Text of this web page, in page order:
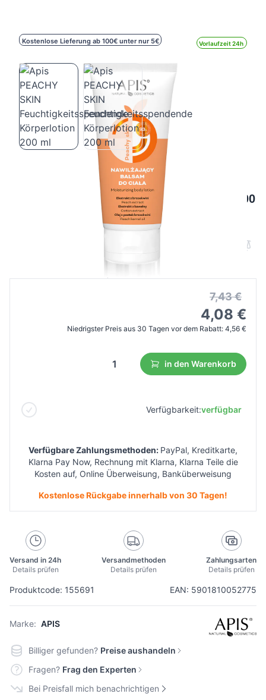
Kostenlose Lieferung ab 100€ unter nur 5€ Vorlaufzeit 24h
Apis PEACHY SKIN
Feuchtigkeitsspendende Körperlotion 200
Produktcode: 155691 EAN: 5901810052775
Marke: APIS
Endverbraucherpreis
7,43 €
4,08 €
Niedrigster Preis aus 30 Tagen vor dem Rabatt: 4,56 €
in den Warenkorb
Verfügbarkeit:verfügbar
Verfügbare Zahlungsmethoden: PayPal, Kreditkarte,
Klarna Pay Now, Rechnung mit Klarna, Klarna Teile die
Kosten auf, Online Überweisung, Banküberweisung
Kostenlose Rückgabe innerhalb von 30 Tagen!
Versand in 24h
Details prüfen
Versandmethoden
Details prüfen
Zahlungsarten
Details prüfen
Billiger gefunden? Preise aushandeln
Fragen? Frag den Experten
Bei Preisfall mich benachrichtigen